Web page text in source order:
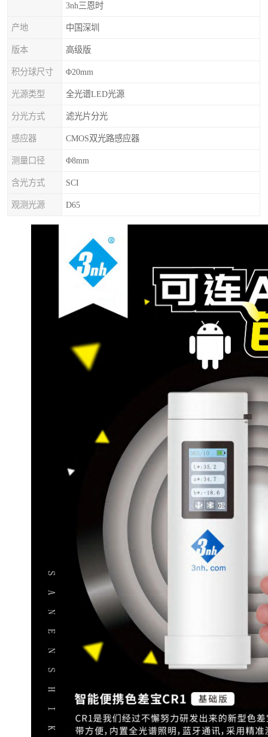
3nh三恩时
产地 中国深圳
版本 高级版
积分球尺寸 Φ20mm
光源类型 全光谱LED光源
分光方式 滤光片分光
感应器 CMOS双光路感应器
测量口径 Φ8mm
含光方式 SCI
观测光源 D65